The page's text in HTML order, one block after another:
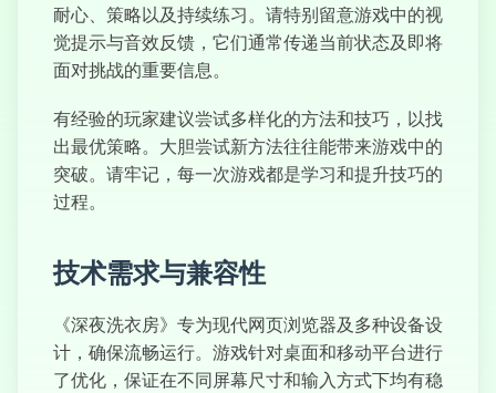
耐心、策略以及持续练习。请特别留意游戏中的视
觉提示与音效反馈，它们通常传递当前状态及即将
面对挑战的重要信息。
有经验的玩家建议尝试多样化的方法和技巧，以找
出最优策略。大胆尝试新方法往往能带来游戏中的
突破。请牢记，每一次游戏都是学习和提升技巧的
过程。
技术需求与兼容性
《深夜洗衣房》专为现代网页浏览器及多种设备设
计，确保流畅运行。游戏针对桌面和移动平台进行
了优化，保证在不同屏幕尺寸和输入方式下均有稳